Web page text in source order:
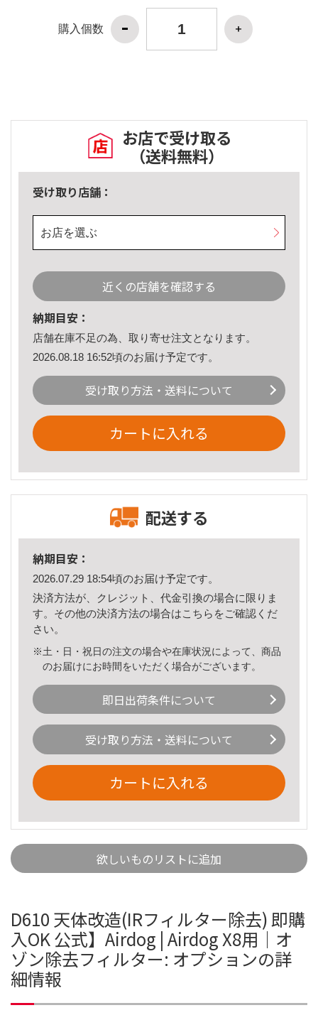
購入個数
お店で受け取る
（送料無料）
受け取り店舗：
お店を選ぶ
近くの店舗を確認する
納期目安：
店舗在庫不足の為、取り寄せ注文となります。
2026.08.18 16:52頃のお届け予定です。
受け取り方法・送料について
カートに入れる
配送する
納期目安：
2026.07.29 18:54頃のお届け予定です。
決済方法が、クレジット、代金引換の場合に限りま
す。その他の決済方法の場合はこちら をご確認くだ
さい。
※土・日・祝日の注文の場合や在庫状況によって、商品
のお届けにお時間をいただく場合がございます。
即日出荷条件について
受け取り方法・送料について
カートに入れる
欲しいものリストに追加
D610 天体改造(IRフィルター除去) 即購
入OK 公式】Airdog | Airdog X8用｜オ
ゾン除去フィルター: オプションの詳
細情報